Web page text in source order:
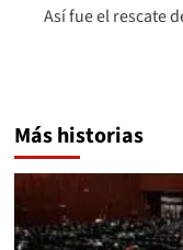
Así fue el rescate
Más historias